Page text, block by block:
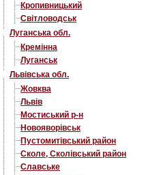
Кропивницький
Світловодськ
Луганська обл.
Кремінна
Луганськ
Львівська обл.
Жовква
Львів
Мостиський р-н
Новояворівськ
Пустомитівський район
Сколе, Сколівський район
Славське